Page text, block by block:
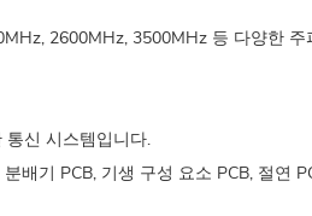
2600MHz, 3500MHz 등 다양한
신 시스템입니다.
배기 PCB, 기생 구성 요소 PCB, 절연